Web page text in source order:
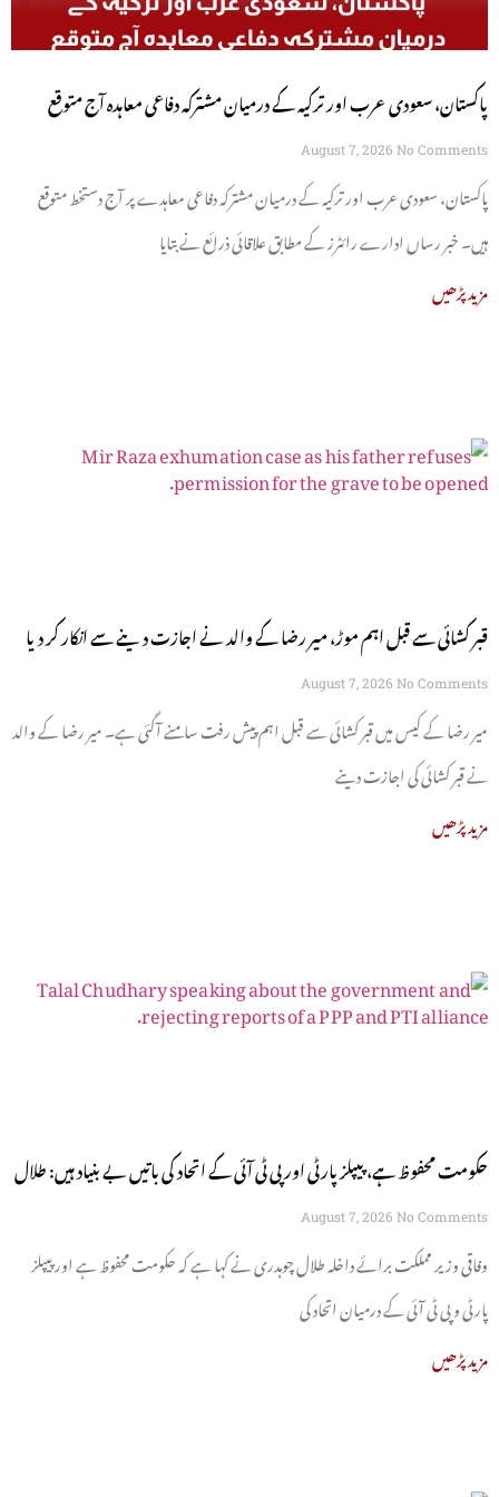
پاکستان، سعودی عرب اور ترکیہ کے درمیان مشترکہ دفاعی معاہدہ آج متوقع
August 7, 2026 No Comments
پاکستان، سعودی عرب اور ترکیہ کے درمیان مشترکہ دفاعی معاہدے پر آج دستخط متوقع
ہیں۔ خبر رساں ادارے رائٹرز کے مطابق علاقائی ذرائع نے بتایا
مزید پڑھیں
قبر کشائی سے قبل اہم موڑ، میر رضا کے والد نے اجازت دینے سے انکار کر دیا
August 7, 2026 No Comments
میر رضا کے کیس میں قبر کشائی سے قبل اہم پیش رفت سامنے آگئی ہے۔ میر رضا کے والد
نے قبر کشائی کی اجازت دینے
مزید پڑھیں
حکومت محفوظ ہے، پیپلز پارٹی اور پی ٹی آئی کے اتحاد کی باتیں بے بنیاد ہیں: طلال
چوہدری
August 7, 2026 No Comments
وفاقی وزیر مملکت برائے داخلہ طلال چوہدری نے کہا ہے کہ حکومت محفوظ ہے اور پیپلز
پارٹی و پی ٹی آئی کے درمیان اتحاد کی
مزید پڑھیں